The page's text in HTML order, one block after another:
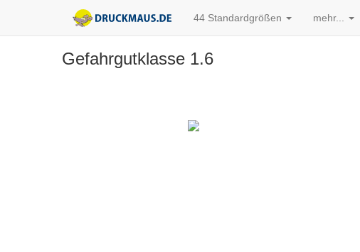
44 Standardgrößen mehr...
Gefahrgutklasse 1.6